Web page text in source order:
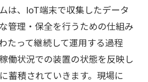
は、IoT端末で収集したデータ
管理・保全を行うための仕組み
たって継続して運用する過程
働状況での装置の状態を反映し
蓄積されていきます。現場に